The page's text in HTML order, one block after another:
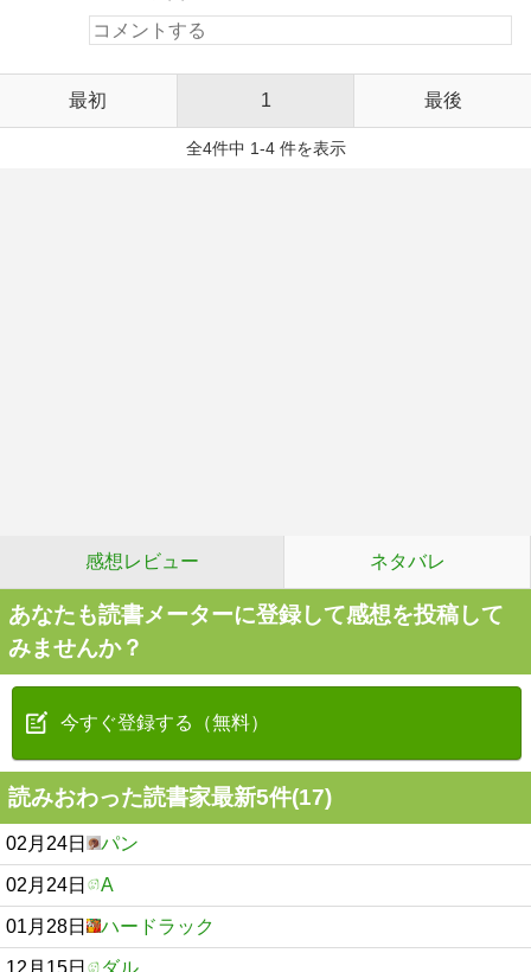
最初 1 最後
全4件中 1-4 件を表示
感想レビュー ネタバレ
あなたも読書メーターに登録して感想を投稿して
みませんか？
今すぐ登録する（無料）
読みおわった読書家最新5件(17)
02月24日 パン
02月24日 A
01月28日 ハードラック
12月15日 ダル